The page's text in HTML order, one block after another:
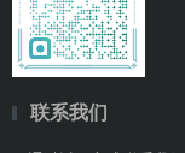
联系我们